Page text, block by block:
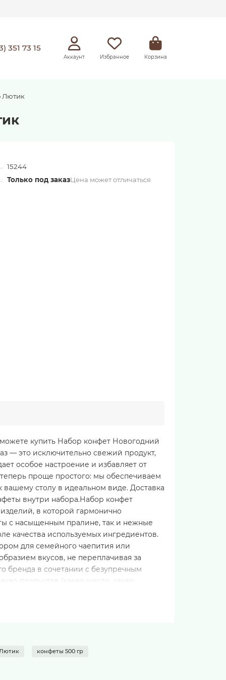
351 73 15
Аккаунт Избранное Корзина
Лютик
15244
Только под заказЦена может отличаться
купить Набор конфет Новогодний
— это исключительно свежий продукт,
особое настроение и избавляет от
проще простого: мы обеспечиваем
столу в идеальном виде. Доставка
внутри набора.Набор конфет
в которой гармонично
с насыщенным пралине, так и нежные
качества используемых ингредиентов.
для семейного чаепития или
вкусов, не переплачивая за
бренда в сочетании с безупречным
продуктов (какао-масло, какао-
для каждой позиции указан на
не должна превышать 75%.Не допускать
конфеты 500 гр